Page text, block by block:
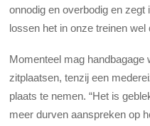
onnodig en overbodig en zegt
lossen het in onze treinen wel
Momenteel mag handbagage
zitplaatsen, tenzij een
plaats te nemen. “Het is
meer durven aanspreken op